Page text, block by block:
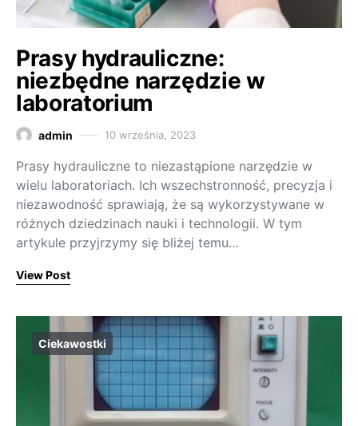
Prasy hydrauliczne:
niezbędne narzędzie w
laboratorium
admin 10 września, 2023
Prasy hydrauliczne to niezastąpione narzędzie w
wielu laboratoriach. Ich wszechstronność, precyzja i
niezawodność sprawiają, że są wykorzystywane w
różnych dziedzinach nauki i technologii. W tym
artykule przyjrzymy się bliżej temu…
View Post
Ciekawostki